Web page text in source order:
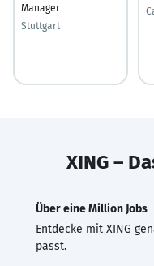
Manager
Stuttgart
XING –
Über eine Million Jobs
Entdecke mit XING
passt.